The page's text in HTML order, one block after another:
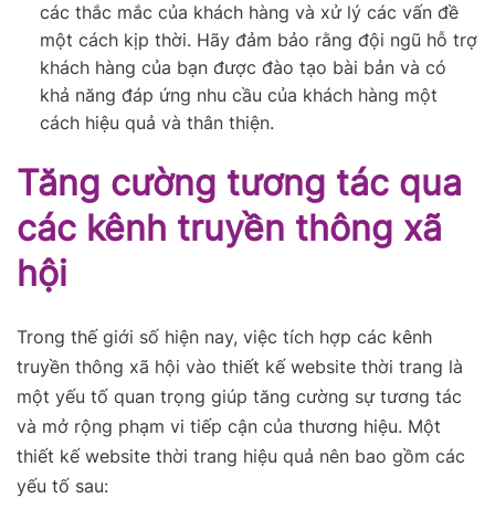
các thắc mắc của khách hàng và xử lý các vấn đề
một cách kịp thời. Hãy đảm bảo rằng đội ngũ hỗ trợ
khách hàng của bạn được đào tạo bài bản và có
khả năng đáp ứng nhu cầu của khách hàng một
cách hiệu quả và thân thiện.
Tăng cường tương tác qua
các kênh truyền thông xã
hội
Trong thế giới số hiện nay, việc tích hợp các kênh
truyền thông xã hội vào thiết kế website thời trang là
một yếu tố quan trọng giúp tăng cường sự tương tác
và mở rộng phạm vi tiếp cận của thương hiệu. Một
thiết kế website thời trang hiệu quả nên bao gồm các
yếu tố sau: